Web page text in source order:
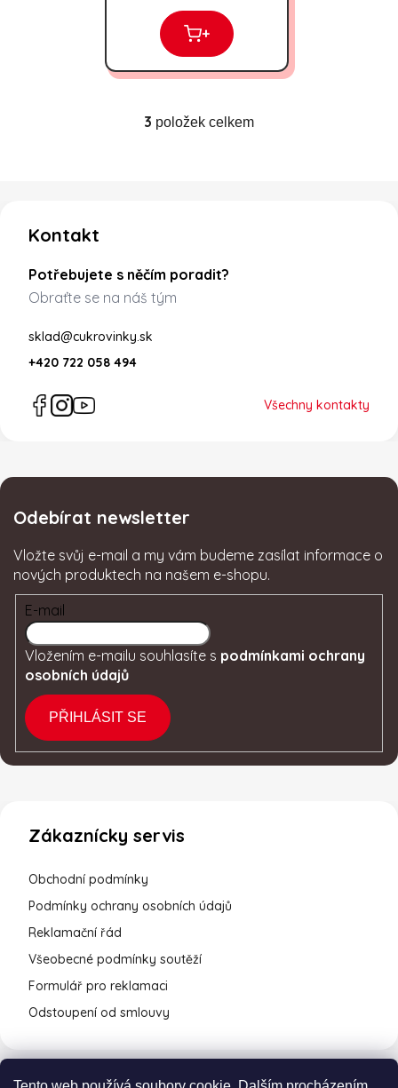
+
Ovládací prvky výpisu
3 položek celkem
Kontakt
Potřebujete s něčím poradit?
Obraťte se na náš tým
sklad@cukrovinky.sk
+420 722 058 494
Všechny kontakty
Odebírat newsletter
Vložte svůj e-mail a my vám budeme zasílat informace o
nových produktech na našem e-shopu.
E-mail
Vložením e-mailu souhlasíte s podmínkami ochrany
osobních údajů
PŘIHLÁSIT SE
Zákaznícky servis
Obchodní podmínky
Podmínky ochrany osobních údajů
Reklamační řád
Všeobecné podmínky soutěží
Formulář pro reklamaci
Odstoupení od smlouvy